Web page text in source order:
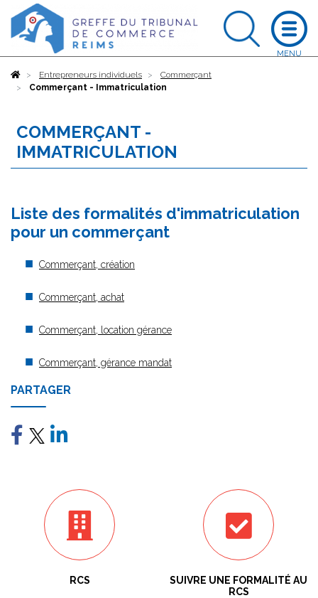
AccueilEntrepreneurs individuels
Commerçant
Commerçant - Immatriculation
COMMERÇANT -
IMMATRICULATION
Liste des formalités d'immatriculation
pour un commerçant
Commerçant, création
Commerçant, achat
Commerçant, location gérance
Commerçant, gérance mandat
PARTAGER
RCS
SUIVRE UNE FORMALITÉ AU
RCS